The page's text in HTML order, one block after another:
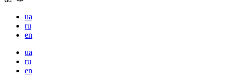
ua
ru
en
ua
ru
en